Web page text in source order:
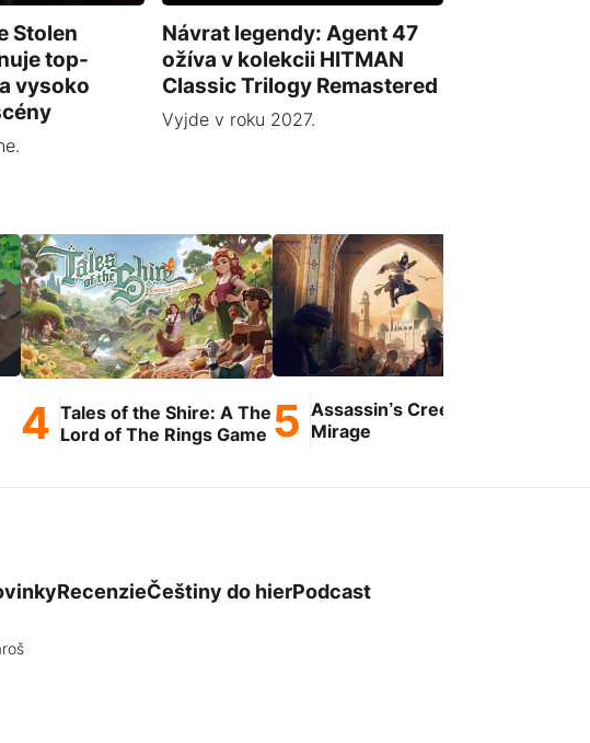
Stolen
top-
vysoko
Návrat legendy: Agent 47
ožíva v kolekcii HITMAN
Classic Trilogy Remastered
Vyjde v roku 2027.
Tales of the Shire: A The
Lord of The Rings Game
Assassin’s Creed
Mirage
RecenzieČeštiny do hierPodcast